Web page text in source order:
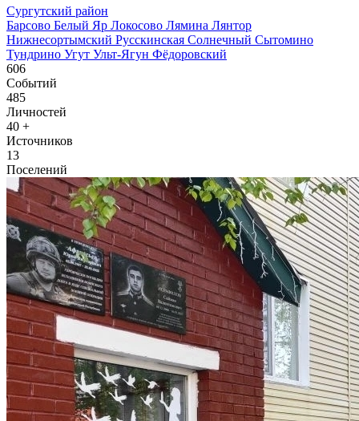
Сургутский район
Барсово Белый Яр Локосово Лямина Лянтор
Нижнесортымский Русскинская Солнечный Сытомино
Тундрино Угут Ульт-Ягун Фёдоровский
606
Событий
485
Личностей
40 +
Источников
13
Поселений